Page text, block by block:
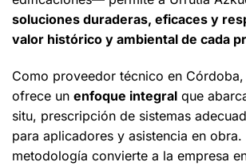
soluciones duraderas, eficaces y
valor histórico y ambiental de cada
Como proveedor técnico en
ofrece un enfoque integral que
situ, prescripción de sistemas
para aplicadores y asistencia en obra.
metodología convierte a la empresa